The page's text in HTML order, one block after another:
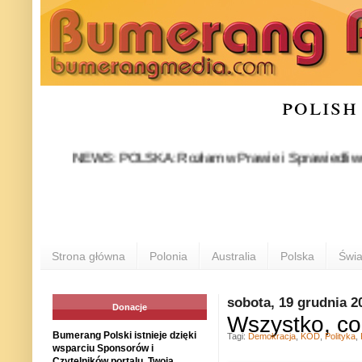
NEWS: POLSKA: Rozłam w Prawie i Sprawiedliwości
Strona główna Polonia Australia Polska
sobota, 19 grudnia
Wszystko,
Tagi: Demokracja KOD Polityka
Donacje
Bumerang Polski istnieje dzięki
wsparciu Sponsorów i